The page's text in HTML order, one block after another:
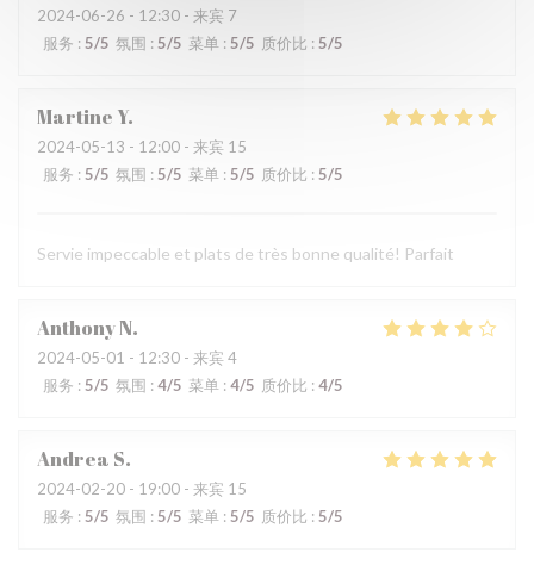
2024-06-26 - 12:30 - 来宾 7
服务 : 5/5 氛围 : 5/5 菜单 : 5/5 质价比 : 5/5
Martine Y
2024-05-13 - 12:00 - 来宾 15
服务 :5/5 氛围 : 5/5 菜单 : 5/5 质价比 : 5/5
Servie impeccable et plats de très bonne qualité! Parfait
AnthonyN
2024-05-01 - 12:30 - 来宾 4
服务 : 5/5 氛围 : 4/5 菜单 : 4/5 质价比 : 4/5
Andrea S
2024-02-20 - 19:00 - 来宾 15
服务 : 5/5 氛围 : 5/5 菜单 : 5/5 质价比 : 5/5